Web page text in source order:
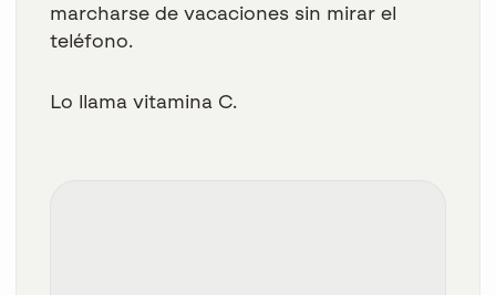
marcharse de vacaciones sin mirar el
teléfono.
Lo llama vitamina C.